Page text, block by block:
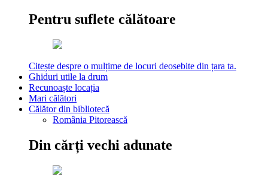
Pentru suflete călătoare
Citește despre o mulțime de locuri deosebite din țara ta.
Ghiduri utile la drum
Recunoaște locația
Mari călători
Călător din bibliotecă
România Pitorească
Din cărți vechi adunate